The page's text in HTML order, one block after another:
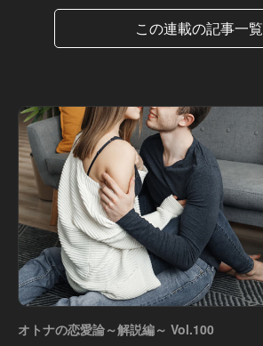
この連載の記事一覧
オトナの恋愛論～解説編～ Vol.100